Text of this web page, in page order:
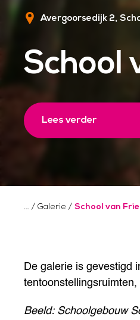
Avergoorsedijk 2
School
Lees verder
/ Galerie / School van
De galerie is gevestigd
Beeld: Schoolgebouw